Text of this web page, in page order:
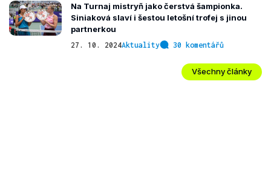
Na Turnaj mistryň jako čerstvá šampionka.
Siniaková slaví i šestou letošní trofej s jinou
partnerkou
27. 10. 2024Aktuality 30 komentářů
Všechny články